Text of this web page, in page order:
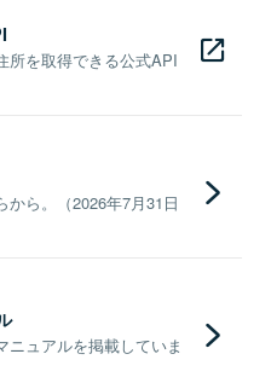
所を取得できる公式API
ら。（2026年7月31日
ュアルを掲載していま